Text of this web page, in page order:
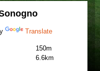
Translate
150m
6.6km